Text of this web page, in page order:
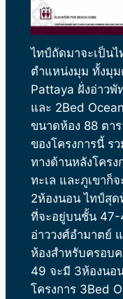
ไทป์ถัดมาจะเป็น
ตำแหน่งมุม ทั้งมุม
Pattaya ฝั่งอ่าวพั
และ 2Bed
ขนาดห้อง 88 ตา
ของโครงการนี้ ร
ทางด้านหลังโครง
ทะเล และภูเขาก็
2ห้องนอน ไทป์สุ
ที่จะอยู่บนชั้น 47-
อ่าววงศ์อำมาตย์
ห้องสำหรับครอบ
49 จะมี 3ห้องนอ
โครงการ 3Bed